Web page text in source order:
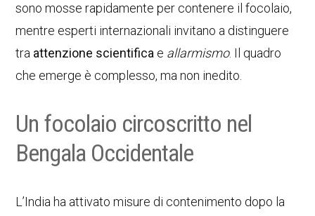
sono mosse rapidamente per contenere il focolaio,
mentre esperti internazionali invitano a distinguere
tra attenzione scientifica e allarmismo. Il quadro
che emerge è complesso, ma non inedito.
Un focolaio circoscritto nel
Bengala Occidentale
L’India ha attivato misure di contenimento dopo la